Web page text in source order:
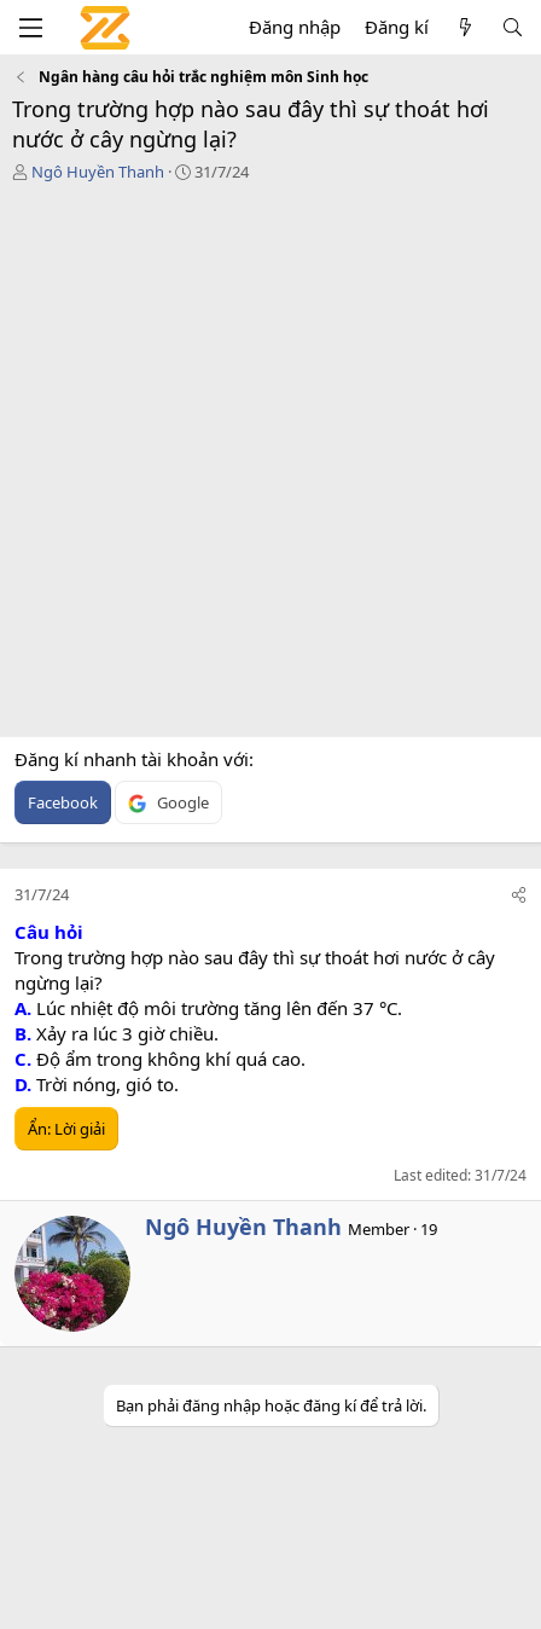
Đăng nhập Đăng kí
Ngân hàng câu hỏi trắc nghiệm môn Sinh học
Trong trường hợp nào sau đây thì sự thoát hơi
nước ở cây ngừng lại?
T
Ngô Huyền Thanh
N
31/7/24
Đăng kí nhanh tài khoản với
Facebook Google
31/7/24
Câu hỏi
Trong trường hợp nào sau đây thì sự thoát hơi nước ở cây
ngừng lại?
A. Lúc nhiệt độ môi trường tăng lên đến 37 °C.
B. Xảy ra lúc 3 giờ chiều.
C. Độ ẩm trong không khí quá cao.
D. Trời nóng, gió to.
Ẩn: Lời giải
Last edited:31/7/24
W
n
Ngô Huyền Thanh Member · 19
Bạn phải đăng nhập hoặc đăng kí để trả lời.